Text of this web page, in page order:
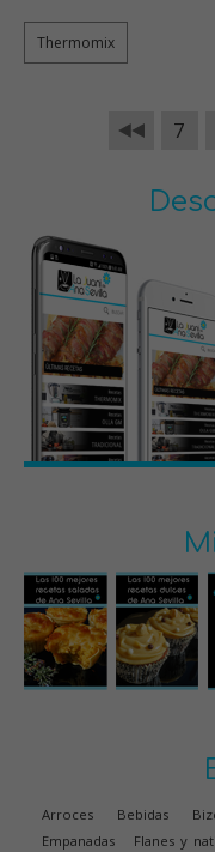
Thermomix
7
Arroces Bebidas
Empanadas Flanes y